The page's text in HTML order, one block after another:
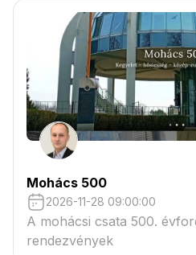
Mohács 500
2026-11-28 09:00:00
A mohácsi csata 500.
rendezvények